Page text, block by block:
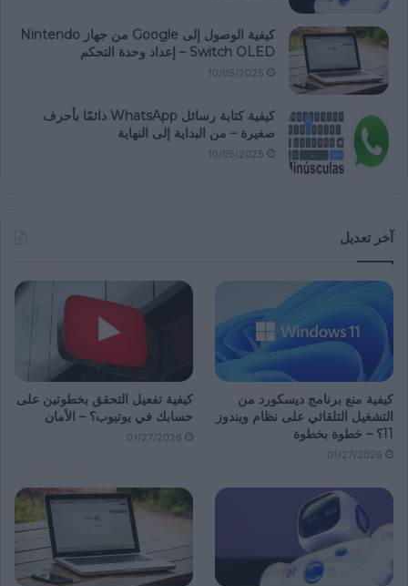
كيفية الوصول إلى Google من جهاز Nintendo
Switch OLED – إعداد وحدة التحكم
10/05/2025
كيفية كتابة رسائل WhatsApp دائمًا بأحرف
صغيرة – من البداية إلى النهاية
10/05/2025
آخر تعديل
كيفية منع برنامج ديسكورد من
التشغيل التلقائي على نظام ويندوز
11؟ – خطوة بخطوة
01/27/2026
كيفية تفعيل التحقق بخطوتين على
حسابك في يوتيوب؟ – الأمان
01/27/2026